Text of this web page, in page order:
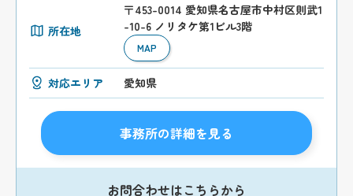
所在地
〒453-0014 愛知県名古屋市中村区則武1
-10-6 ノリタケ第1ビル3階
MAP
対応エリア 愛知県
事務所の詳細を見る
お問合わせはこちらから